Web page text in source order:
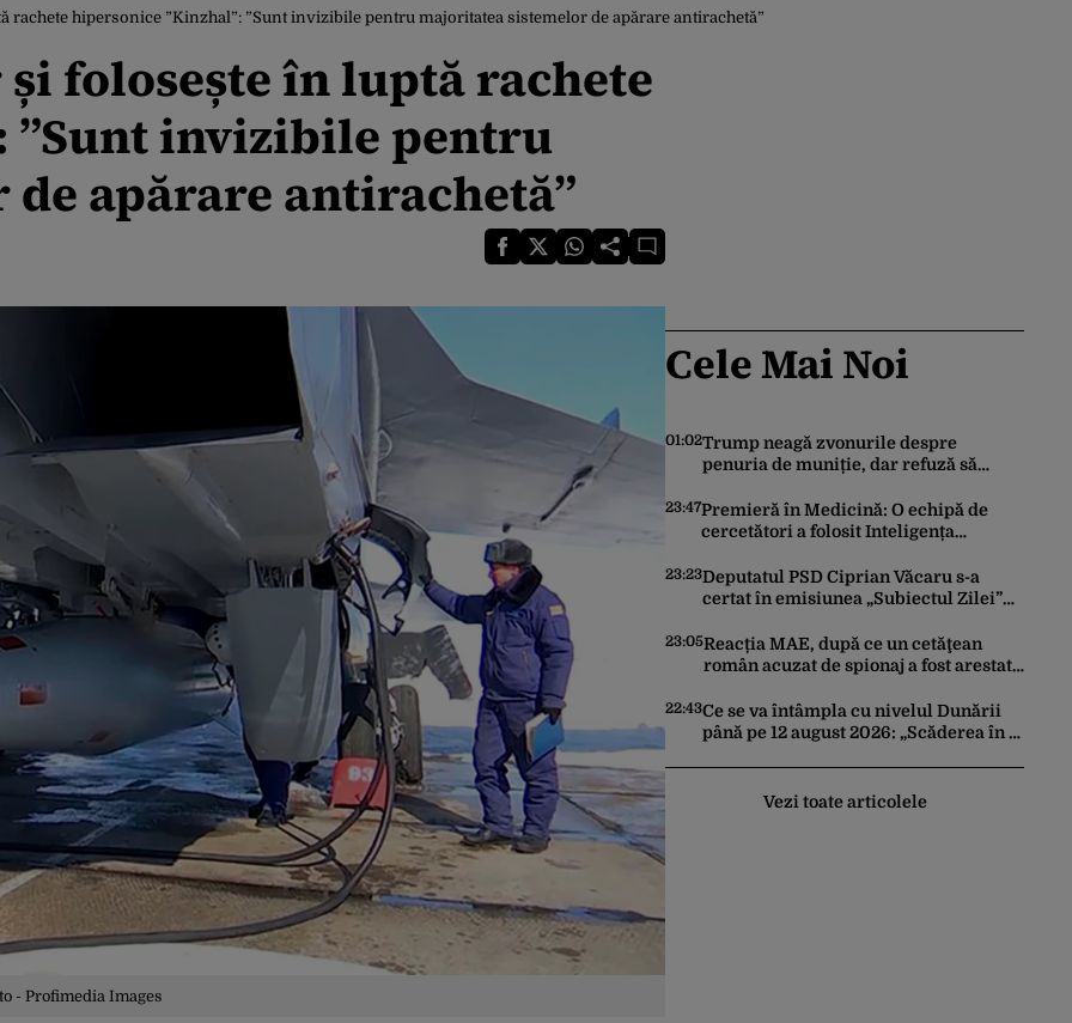
rachete hipersonice ”Kinzhal”: ”Sunt invizibile pentru majoritatea sistemelor de apărare antirachetă”
folosește în luptă rachete
”Sunt invizibile pentru
apărare antirachetă”
- Profimedia Images
Cele Mai Noi
01:02Trump neagă zvonurile despre
penuria de muniție, dar refuză să
nevoie de rachete”
23:47Premieră în Medicină: O echipă de
cercetători a folosit Inteligența
virusuri sintetice la tratarea de E.coli
23:23Deputatul PSD Ciprian Văcaru s-a
certat în emisiunea „Subiectul Zilei”
deficitul fiind motivul scandalului
23:05Reacția MAE, după ce un cetăţean
român acuzat de spionaj a fost arestat
ucrainean ca să asasineze un
producător de drone
22:43Ce se va întâmpla cu nivelul Dunării
până pe 12 august 2026: „Scăderea în 7
Vezi toate articolele